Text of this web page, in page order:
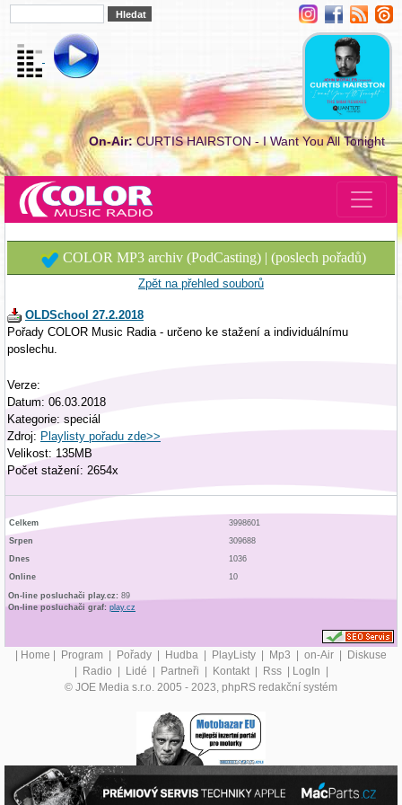
On-Air:CURTIS HAIRSTON - I Want You All Tonight
COLOR MP3 archiv (PodCasting) | (poslech pořadů)
Zpět na přehled souborů
OLDSchool 27.2.2018
Pořady COLOR Music Radia - určeno ke stažení a individuálnímu
poslechu.
Verze:
Datum: 06.03.2018
Kategorie: speciál
Zdroj: Playlisty pořadu zde>>
Velikost: 135MB
Počet stažení: 2654x
Celkem
3998601
Srpen
309688
Dnes
1036
Online
10
On-line posluchači play.cz: 89
On-line posluchači graf: play.cz
| Home | Program | Pořady | Hudba | PlayListy | Mp3 | on-Air | Diskuse
| Radio | Lidé | Partneři | Kontakt | Rss | LogIn |
© JOE Media s.r.o. 2005 - 2023, phpRS redakční systém